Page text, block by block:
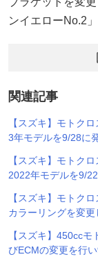
ンイエローNo.2
関連記事
【スズキ】モトク
3年モデルを9/28に
【スズキ】モトク
2022年モデルを9/
【スズキ】モトク
カラーリングを変
【スズキ】450cc
びECMの変更を行